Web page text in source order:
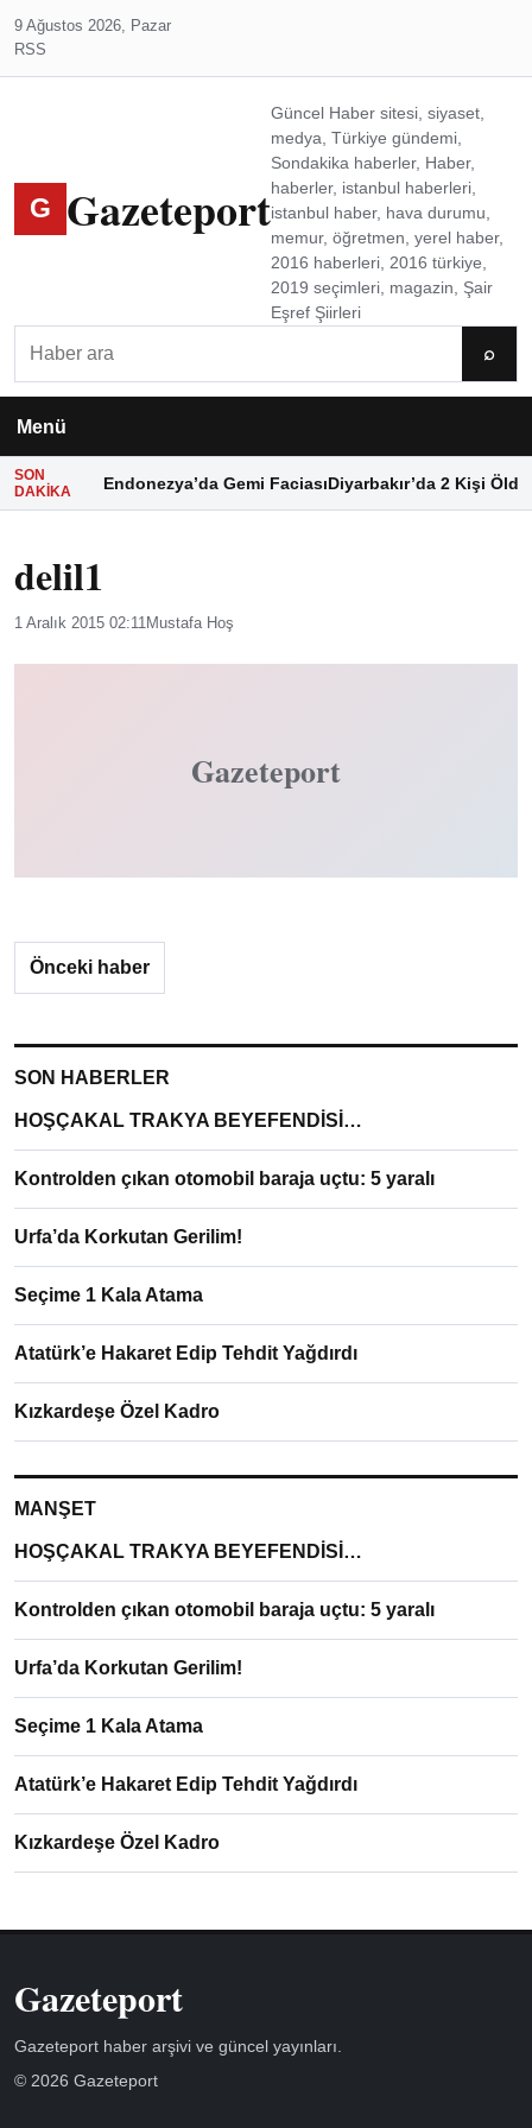
9 Ağustos 2026, Pazar
RSS
G Gazeteport
Güncel Haber sitesi, siyaset,
medya, Türkiye gündemi,
Sondakika haberler, Haber,
haberler, istanbul haberleri,
istanbul haber, hava durumu,
memur, öğretmen, yerel haber,
2016 haberleri, 2016 türkiye,
2019 seçimleri, magazin, Şair
Eşref Şiirleri
⌕
Menü
SON
DAKIKA
Endonezya’da Gemi FaciasıDiyarbakır’da 2 Kişi Öldü
delil1
1 Aralık 2015 02:11Mustafa Hoş
Gazeteport
Önceki haber
SON HABERLER
HOŞÇAKAL TRAKYA BEYEFENDİSİ…
Kontrolden çıkan otomobil baraja uçtu: 5 yaralı
Urfa’da Korkutan Gerilim!
Seçime 1 Kala Atama
Atatürk’e Hakaret Edip Tehdit Yağdırdı
Kızkardeşe Özel Kadro
MANŞET
HOŞÇAKAL TRAKYA BEYEFENDİSİ…
Kontrolden çıkan otomobil baraja uçtu: 5 yaralı
Urfa’da Korkutan Gerilim!
Seçime 1 Kala Atama
Atatürk’e Hakaret Edip Tehdit Yağdırdı
Kızkardeşe Özel Kadro
Gazeteport
Gazeteport haber arşivi ve güncel yayınları.
© 2026 Gazeteport